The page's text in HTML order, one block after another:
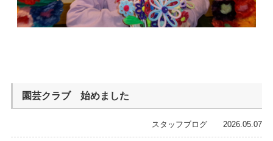
園芸クラブ 始めました
スタッフブログ 2026.05.07